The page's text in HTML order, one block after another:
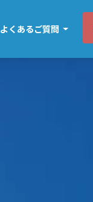
よくあるご質問